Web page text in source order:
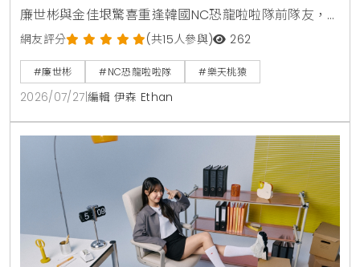
廉世彬與金佳垠驚喜重逢韓國NC恐龍啦啦隊前隊友，
特地準備20杯全糖珍珠奶茶展現在地熱情，並表達對泰
民登場表演的高度期待。
網友評分 (共15人參與) 262
#廉世彬 #NC恐龍啦啦隊 #樂天桃猿
2026/07/27 編輯 伊森 Ethan